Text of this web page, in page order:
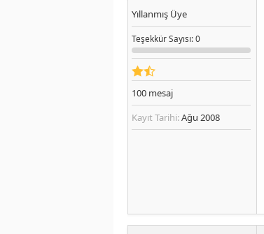
Yıllanmış Üye
TeşekkürSayısı: 0
100 mesaj
Kayıt Tarihi:Ağu 2008